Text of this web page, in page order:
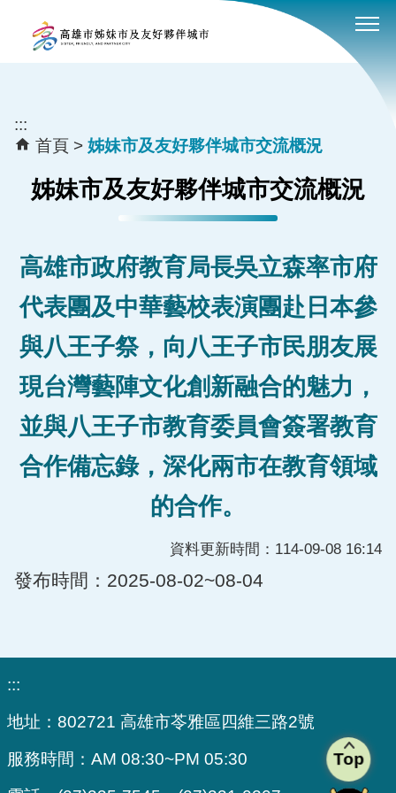
跳到主要內容區塊
:::
:::
姊妹市及友好夥伴城市交流概況
首頁 姊妹市及友好夥伴城市交流概況
高雄市政府教育局長吳立森率市府
代表團及中華藝校表演團赴日本參
與八王子祭，向八王子市民朋友展
現台灣藝陣文化創新融合的魅力，
並與八王子市教育委員會簽署教育
合作備忘錄，深化兩市在教育領域
的合作。
資料更新時間：114-09-08 16:14
發布時間：2025-08-02~08-04
:::
地址： 802721 高雄市苓雅區四維三路2號
服務時間： AM 08:30~PM 05:30
Top